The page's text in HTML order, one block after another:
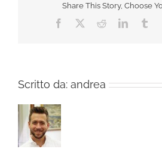
Share This Story, Choose
Facebook RedditLinkedIn
Scritto da: andrea